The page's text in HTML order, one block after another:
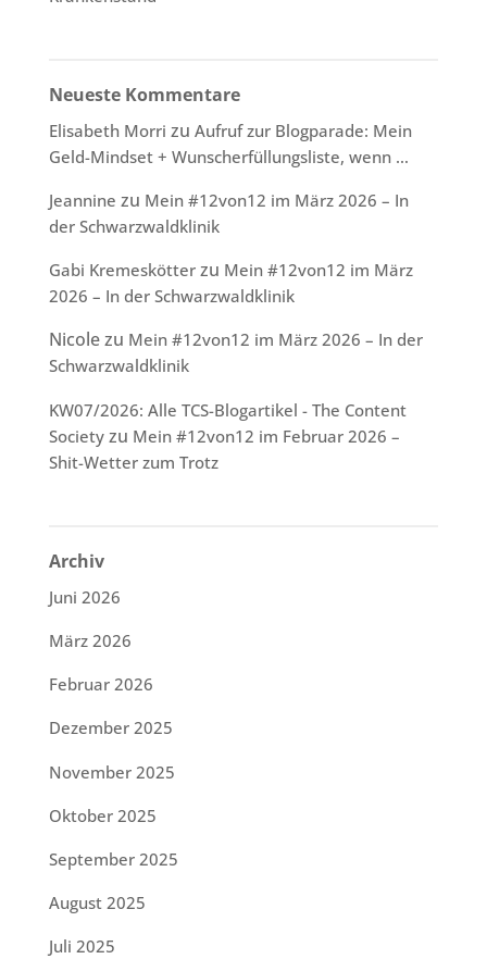
Neueste Kommentare
Elisabeth Morri zu Aufruf zur Blogparade: Mein
Geld-Mindset + Wunscherfüllungsliste, wenn …
Jeannine zu Mein #12von12 im März 2026 – In
der Schwarzwaldklinik
Gabi Kremeskötterzu Mein #12von12 im März
2026 – In der Schwarzwaldklinik
Nicolezu Mein #12von12 im März 2026 – In der
Schwarzwaldklinik
KW07/2026: Alle TCS-Blogartikel - The Content
Societyzu Mein #12von12 im Februar 2026 –
Shit-Wetter zum Trotz
Archiv
Juni 2026
März 2026
Februar 2026
Dezember 2025
November 2025
Oktober 2025
September 2025
August 2025
Juli 2025